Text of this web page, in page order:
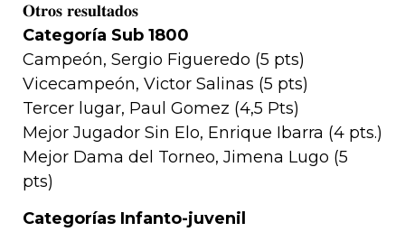
𝐎𝐭𝐫𝐨𝐬 𝐫𝐞𝐬𝐮𝐥𝐭𝐚𝐝𝐨𝐬
Categoría Sub 1800
Campeón, Sergio Figueredo (5 pts)
Vicecampeón, Victor Salinas (5 pts)
Tercer lugar, Paul Gomez (4,5 Pts)
Mejor Jugador Sin Elo, Enrique Ibarra (4 pts.)
Mejor Dama del Torneo, Jimena Lugo (5
pts)
Categorías Infanto-juvenil